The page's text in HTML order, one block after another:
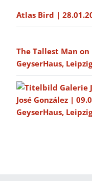
Atlas Bird |
The Tallest Man
GeyserHaus, Leipzig
José González |
GeyserHaus, Leipzig